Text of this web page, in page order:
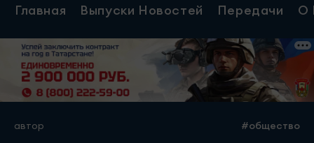
Главная Выпуски Новостей Передачи О
автор #общество